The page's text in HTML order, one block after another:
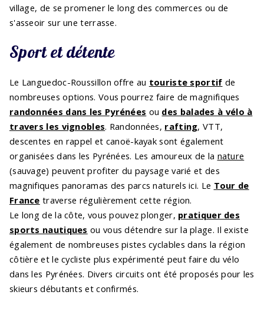
village, de se promener le long des commerces ou de
s'asseoir sur une terrasse.
Sport et détente
Le Languedoc-Roussillon offre au touriste sportif de
nombreuses options. Vous pourrez faire de magnifiques
randonnées dans les Pyrénées ou des balades à vélo à
travers les vignobles. Randonnées, rafting, VTT,
descentes en rappel et canoë-kayak sont également
organisées dans les Pyrénées. Les amoureux de la nature
(sauvage) peuvent profiter du paysage varié et des
magnifiques panoramas des parcs naturels ici. Le Tour de
France traverse régulièrement cette région.
Le long de la côte, vous pouvez plonger, pratiquer des
sports nautiques ou vous détendre sur la plage. Il existe
également de nombreuses pistes cyclables dans la région
côtière et le cycliste plus expérimenté peut faire du vélo
dans les Pyrénées. Divers circuits ont été proposés pour les
skieurs débutants et confirmés.